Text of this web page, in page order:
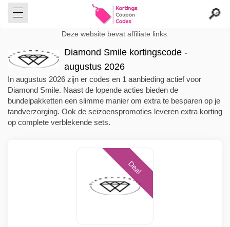
Deze website bevat affiliate links.
Diamond Smile kortingscode -
augustus 2026
In augustus 2026 zijn er codes en 1 aanbieding actief voor
Diamond Smile. Naast de lopende acties bieden de
bundelpakketten een slimme manier om extra te besparen op je
tandverzorging. Ook de seizoenspromoties leveren extra korting
op complete verblekende sets.
Deal